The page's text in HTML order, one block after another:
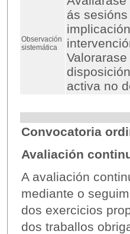
Observación
sistemática
ás
activa no
Convocatoria
Avaliación
A avaliación
mediante o
dos exercicios
dos traballos